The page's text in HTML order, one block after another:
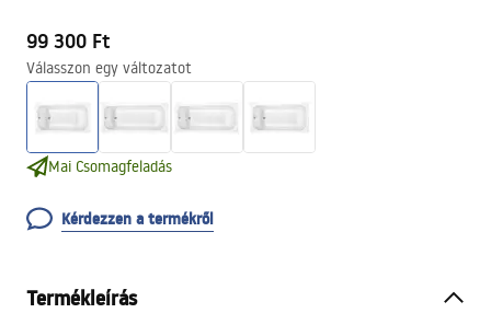
99 300 Ft
Válasszon egy változatot
Mai Csomagfeladás
Kérdezzen a termékről
Termékleírás